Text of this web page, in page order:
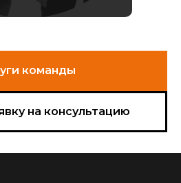
команды
на консультацию